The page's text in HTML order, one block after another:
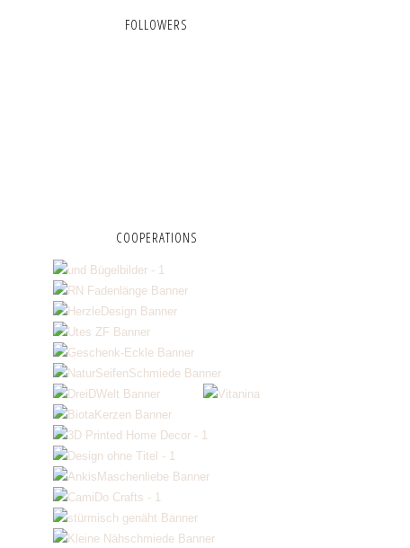
FOLLOWERS
COOPERATIONS